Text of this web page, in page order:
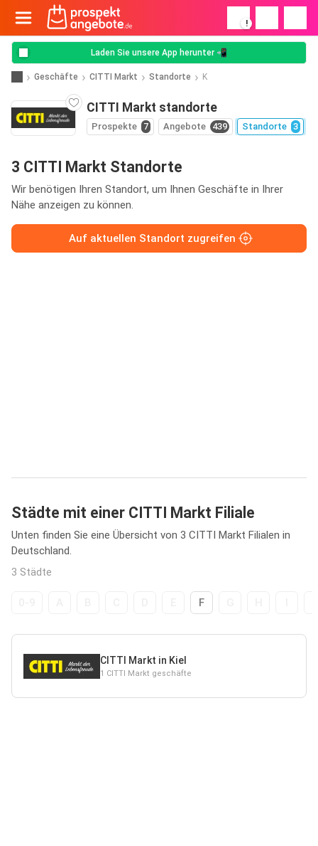
!
Laden Sie unsere App herunter 📲
Geschäfte CITTI Markt Standorte K
CITTI Markt standorte
Prospekte 7 Angebote 439 Standorte 3
3 CITTI Markt Standorte
Wir benötigen Ihren Standort, um Ihnen Geschäfte in Ihrer
Nähe anzeigen zu können.
Auf aktuellen Standort zugreifen
Städte mit einer CITTI Markt Filiale
Unten finden Sie eine Übersicht von 3 CITTI Markt Filialen in
Deutschland.
3 Städte
F
CITTI Markt in Kiel
1 CITTI Markt geschäfte